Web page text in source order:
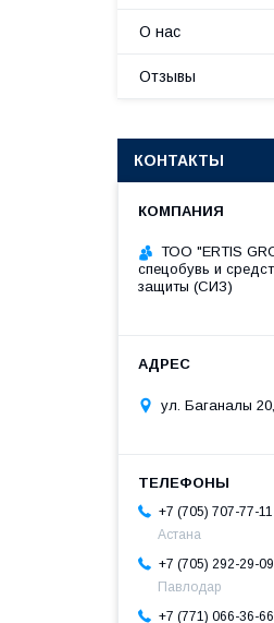
О нас
Отзывы
КОНТАКТЫ
ТОО "ERTIS
спецобувь и
защиты (СИЗ)
ул. Баганалы
+7 (705) 707-77-11
Астана
+7 (705) 292-29-09
Павлодар
+7 (771) 066-36-66